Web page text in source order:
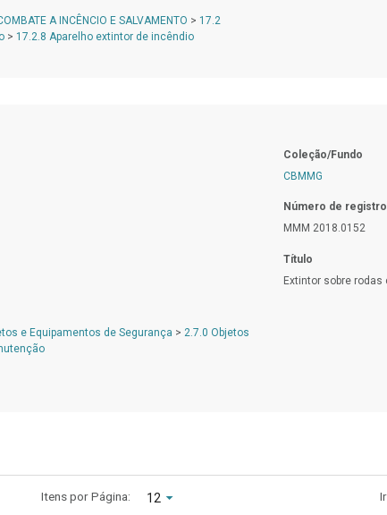
A INCÊNCIO E SALVAMENTO > 17.2
> 17.2.8 Aparelho extintor de incêndio
e Equipamentos de Segurança > 2.7.0 Objetos
Coleção/Fundo
CBMMG
Número de registro
MMM 2018.0152
Título
Extintor sobre
Itens por Página: